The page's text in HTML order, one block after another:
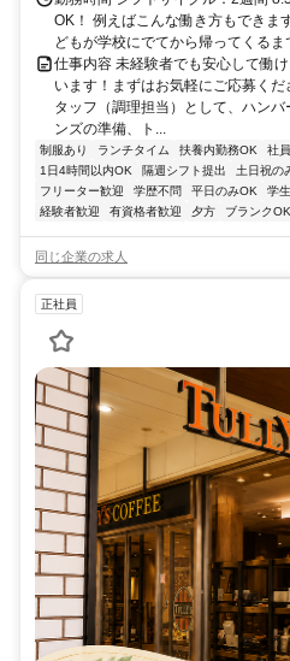
OK！ 例えばこんな働き方もでき
どもが学校にでてから帰ってくる
仕事内容 未経験者でも安心して働
います！まずはお気軽にご応募く
タッフ（調理担当）として、ハン
ンズの準備、ト...
制服あり ランチタイム 扶養内勤務OK 社
1日4時間以内OK
隔週シフト提出 土日祝の
フリーター歓迎
学歴不問 平日のみOK 学
経験者歓迎
有資格者歓迎 夕方 ブランクOK
同じ企業の求人
正社員